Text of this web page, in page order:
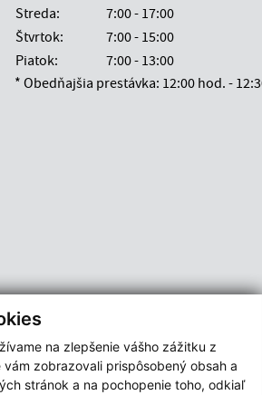
na zlepšenie vášho zážitku z
zobrazovali prispôsobený obsah a
stránok a na pochopenie toho, odkiaľ
Streda:
7:00 - 17:00
Štvrtok:
7:00 - 15:00
Piatok:
7:00 - 13:00
* Obedňajšia prestávka: 12:00 hod. -